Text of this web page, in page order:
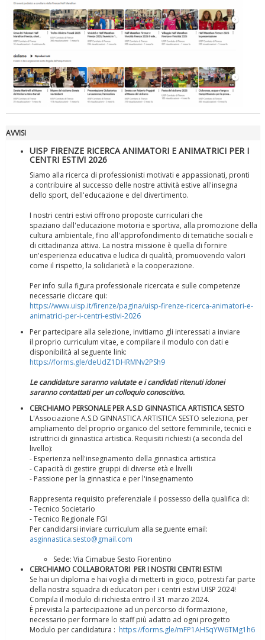
Luglio 2026: "Pensando con i piedi, si possono fare le
rivoluzioni"
Tiziano Pesce a Radio InBlu2000 traccia il bilancio della stagione
Ddl Lobby, Uisp: “Il Parlamento valorizzi le nostre specificità"
La formazione Uisp rallenta ma prosegue anche in estate
AVVISI
UISP FIRENZE RICERCA ANIMATORI E ANIMATRICI PER I
CENTRI ESTIVI 2026
Siamo alla ricerca di professionisti motivati e appassionati, pronti
a contribuire al successo delle nostre attività estive all'insegna
dello sport, dell'educazione e del divertimento.
I nostri centri estivi offrono proposte curriculari che
spaziano dall'educazione motoria e sportiva, alla promozione della
cultura ambientale, fino all'approfondimento di tematiche sociali e
di cittadinanza attiva. La nostra missione è quella di fornire
un'esperienza educativa e ludica di qualità, promuovendo valori
come il rispetto, la solidarietà e la cooperazione.
Per info sulla figura professionale ricercata e sulle competenze
necessarie cliccare qui:
https://www.uisp.it/firenze/pagina/uisp-firenze-ricerca-animatori-e-
animatrici-per-i-centri-estivi-2026
Per partecipare alla selezione, invitiamo gli interessati a inviare
il proprio curriculum vitae, e compilare il modulo con dati e
disponibilità al seguente link:
https://forms.gle/deUdZ1DHRMNv2PSh9
Le candidature saranno valutate e i candidati ritenuti idonei
saranno contattati per un colloquio conoscitivo.
CERCHIAMO PERSONALE PER A.S.D GINNASTICA ARTISTICA SESTO
L'Associazione A.S.D GINNASTICA ARTISTICA SESTO seleziona, per
ampliamento del proprio organico del settore femminile, tecnici e
istruttrici di ginnastica artistica. Requisiti richiesti (a seconda del
livello):
- Esperienza nell'insegnamento della ginnastica artistica
- Capacità di gestire gruppi di diverse età e livelli
- Passione per la ginnastica e per l'insegnamento
Rappresenta requisito preferenziale il possesso della qualifica di:
- Tecnico Societario
- Tecnico Regionale FGI
Per candidarsi inviare curriculum alla seguente email:
asginnastica.sesto@gmail.com
Sede: Via Cimabue Sesto Fiorentino
CERCHIAMO COLLABORATORI PER I NOSTRI CENTRI ESTIVI
Se hai un diploma e hai voglia di metterti in gioco, potresti far parte
della nostra squadra di educatori per i centri estivi UISP 2024!
Compila il modulo di richiesta entro il 31 marzo 2024.
È prevista la partecipazione ad un percorso di formazione,
necessario per formare lo staff più adatto ad ogni progetto
Modulo per candidatura : https://forms.gle/mFP1AHSqYW6TMg1h6